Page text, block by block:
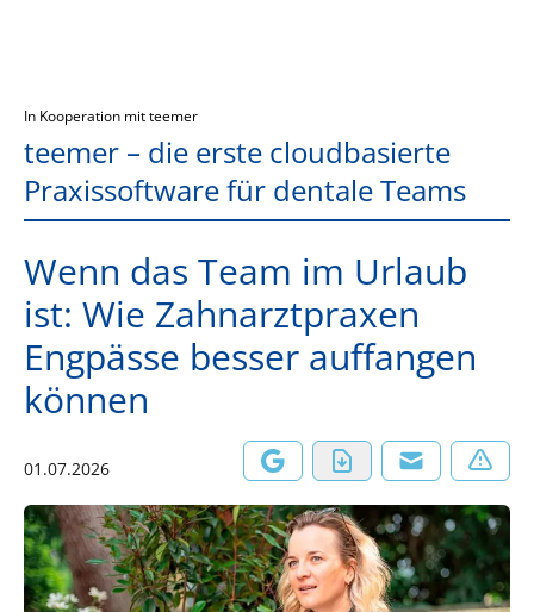
In Kooperation mit teemer
teemer – die erste cloudbasierte
Praxissoftware für dentale Teams
Wenn das Team im Urlaub
ist: Wie Zahnarztpraxen
Engpässe besser auffangen
können
01.07.2026